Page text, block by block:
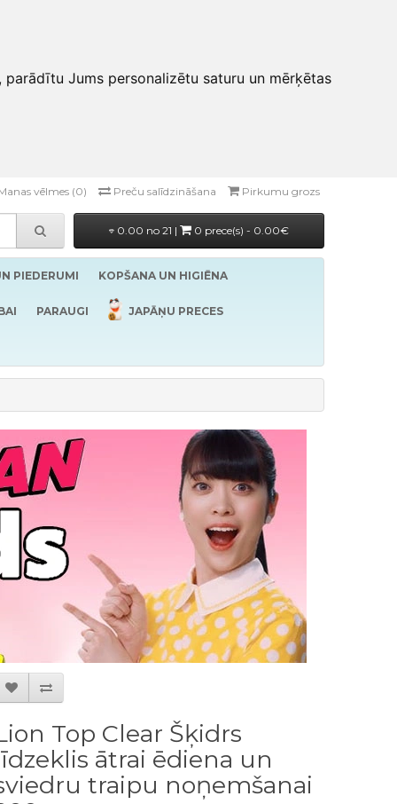
Jums personalizētu saturu un mērķētas
vēlmes (0) Preču salīdzināšana Pirkumu grozs
0.00 no 21 | 0 prece(s) - 0.00€
PIEDERUMI KOPŠANA UN HIGIĒNA
PARAUGI JAPĀŅU PRECES
Top Clear Šķidrs
ātrai ēdiena un
traipu noņemšanai